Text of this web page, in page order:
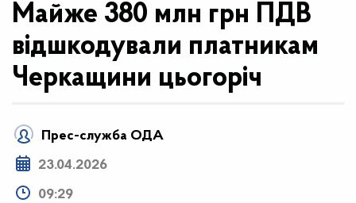
Майже 380 млн грн ПДВ
відшкодували платникам
Черкащини цьогоріч
Прес-служба ОДА
23.04.2026
09:29